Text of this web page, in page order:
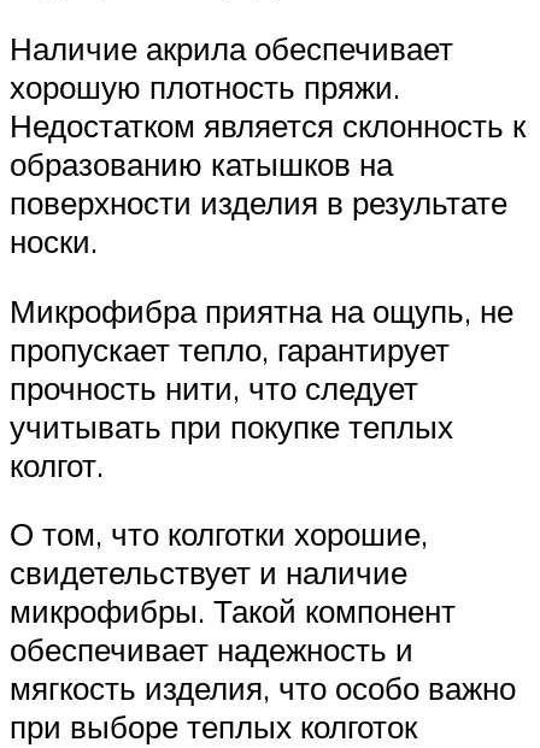
Наличие акрила обеспечивает
хорошую плотность пряжи.
Недостатком является склонность к
образованию катышков на
поверхности изделия в результате
носки.
Микрофибра приятна на ощупь, не
пропускает тепло, гарантирует
прочность нити, что следует
учитывать при покупке теплых
колгот.
О том, что колготки хорошие,
свидетельствует и наличие
микрофибры. Такой компонент
обеспечивает надежность и
мягкость изделия, что особо важно
при выборе теплых колготок